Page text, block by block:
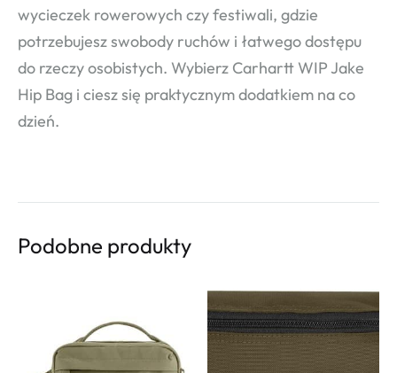
wycieczek rowerowych czy festiwali, gdzie
potrzebujesz swobody ruchów i łatwego dostępu
do rzeczy osobistych. Wybierz Carhartt WIP Jake
Hip Bag i ciesz się praktycznym dodatkiem na co
dzień.
Podobne produkty